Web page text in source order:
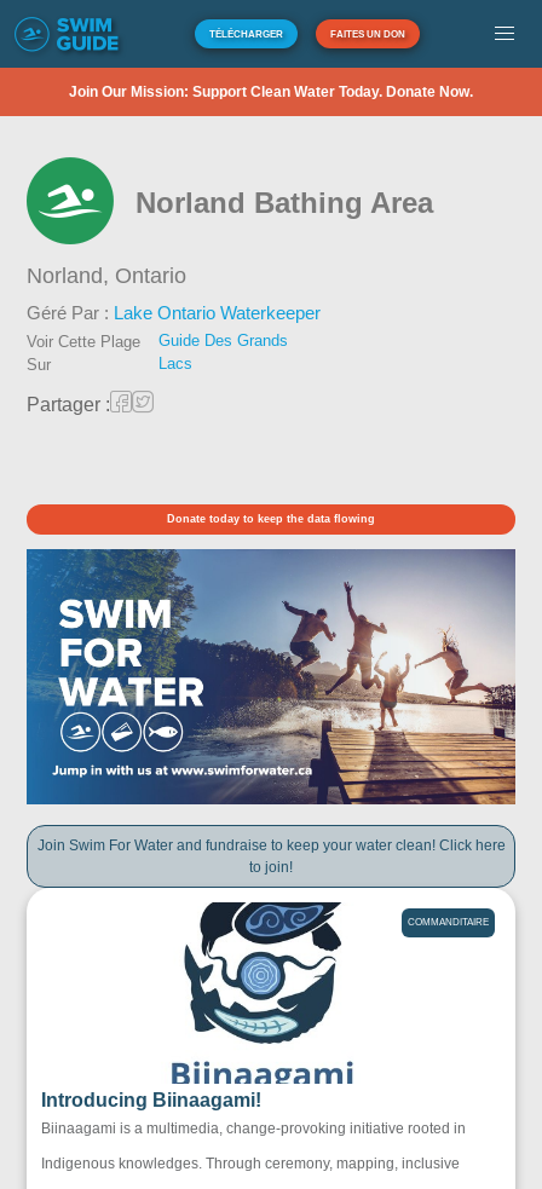
TÉLÉCHARGER FAITES UN DON
Join Our Mission: Support Clean Water Today. Donate Now.
Norland Bathing Area
Norland, Ontario
Géré Par : Lake Ontario Waterkeeper
Voir Cette Plage
Sur
Guide Des Grands
Lacs
Partager :
Donate today to keep the data flowing
Join Swim For Water and fundraise to keep your water clean! Click here
to join!
COMMANDITAIRE
Introducing Biinaagami!
Biinaagami is a multimedia, change-provoking initiative rooted in
Indigenous knowledges. Through ceremony, mapping, inclusive